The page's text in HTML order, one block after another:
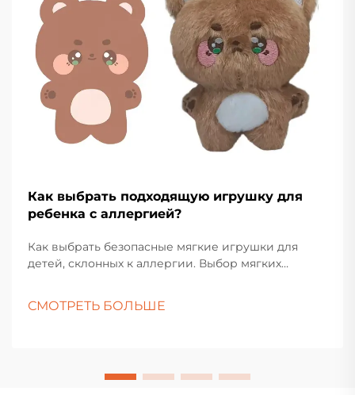
Как выбрать подходящую игрушку для
ребенка с аллергией?
Как выбрать безопасные мягкие игрушки для
детей, склонных к аллергии. Выбор мягких
Родителям и воспитателям необходимо
СМОТРЕТЬ БОЛЬШЕ